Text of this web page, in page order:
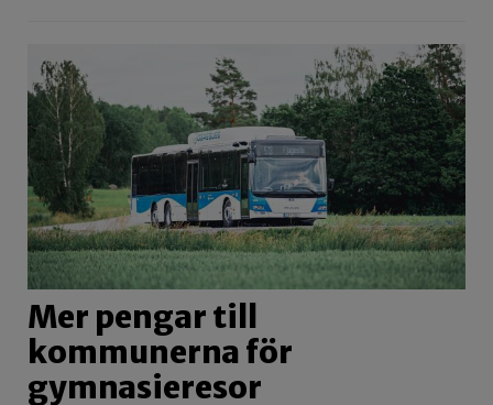
Mer pengar till
kommunerna för
gymnasieresor